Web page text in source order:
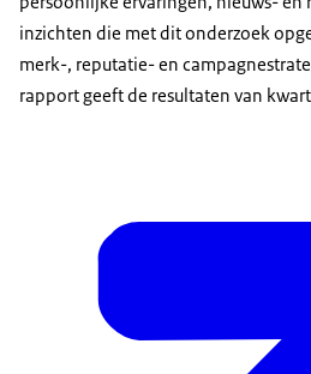
inzichten die met dit onderzoek
merk-, reputatie- en
rapport geeft de resultaten van